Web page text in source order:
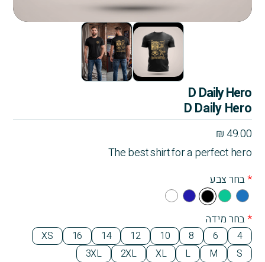
D Daily Hero
D Daily Hero
₪49.00
The best shirt for a perfect hero
*בחר צבע
Blu
e
Gre
Bla
ck
Na
Blu
e
Whi
*בחר מידה
4
6
8
10
12
14
16
XS
S
M
L
XL
2XL
3XL